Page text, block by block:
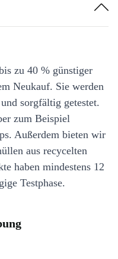
zu 40 % günstiger
Neukauf. Sie werden
sorgfältig getestet.
zum Beispiel
Außerdem bieten wir
aus recycelten
haben mindestens 12
Testphase.